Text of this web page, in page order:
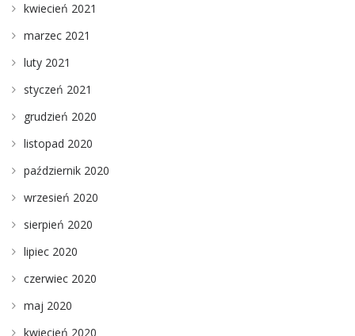
kwiecień 2021
marzec 2021
luty 2021
styczeń 2021
grudzień 2020
listopad 2020
październik 2020
wrzesień 2020
sierpień 2020
lipiec 2020
czerwiec 2020
maj 2020
kwiecień 2020